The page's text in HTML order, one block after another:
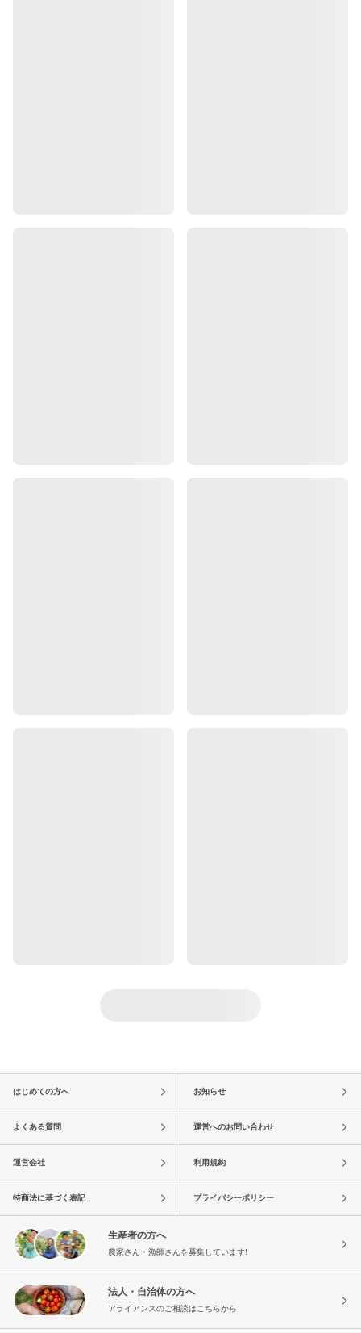
はじめての方へ お知らせ
よくある質問 運営へのお問い合わせ
運営会社 利用規約
特商法に基づく表記 プライバシーポリシー
生産者の方へ
農家さん・漁師さんを募集しています!
法人・自治体の方へ
アライアンスのご相談はこちらから